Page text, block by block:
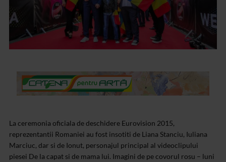
La ceremonia oficiala de deschidere Eurovision 2015,
reprezentantii Romaniei au fost insotiti de Liana Stanciu, Iuliana
Marciuc, dar si de Ionut, personajul principal al videoclipului
piesei De la capat si de mama lui. Imagini de pe covorul rosu – luni